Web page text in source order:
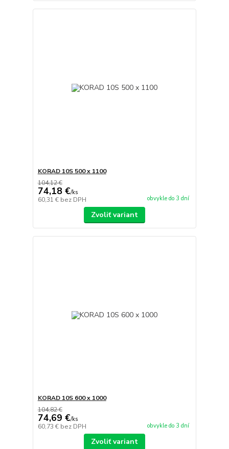
KORAD 10S 500 x 1100
104,12 €
74,18 €/ks
60,31 € bez DPH obvykle do 3 dní
Zvoliť variant
KORAD 10S 600 x 1000
104,82 €
74,69 €/ks
60,73 € bez DPH obvykle do 3 dní
Zvoliť variant